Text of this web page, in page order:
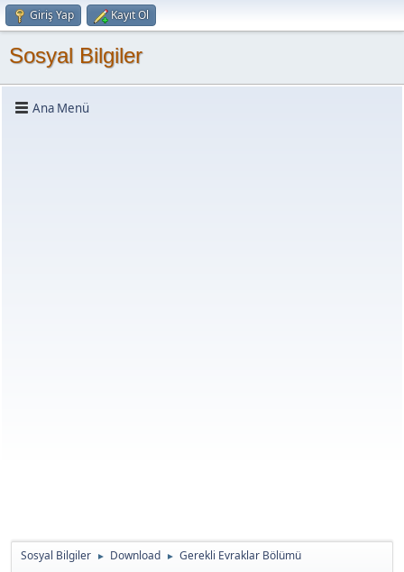
Giriş Yap Kayıt Ol
Sosyal Bilgiler
Ana Menü
Sosyal Bilgiler ► Download ► Gerekli Evraklar Bölümü